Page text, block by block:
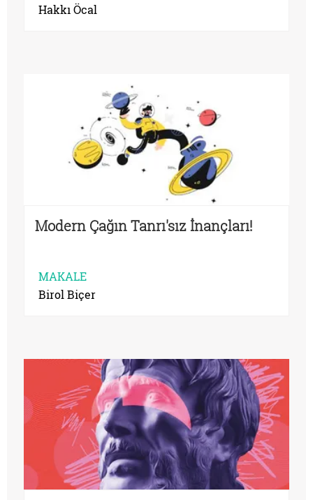
Hakkı Öcal
Modern Çağın Tanrı'sız İnançları!
MAKALE
Birol Biçer